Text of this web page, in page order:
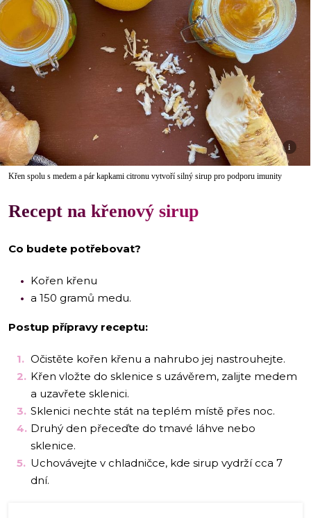
i
Křen spolu s medem a pár kapkami citronu vytvoří silný sirup pro podporu imunity
Recept na křenový sirup
Co budete potřebovat?
Kořen křenu
a 150 gramů medu.
Postup přípravy receptu:
Očistěte kořen křenu a nahrubo jej nastrouhejte.
Křen vložte do sklenice s uzávěrem, zalijte medem
a uzavřete sklenici.
Sklenici nechte stát na teplém místě přes noc.
Druhý den přeceďte do tmavé láhve nebo
sklenice.
Uchovávejte v chladničce, kde sirup vydrží cca 7
dní.